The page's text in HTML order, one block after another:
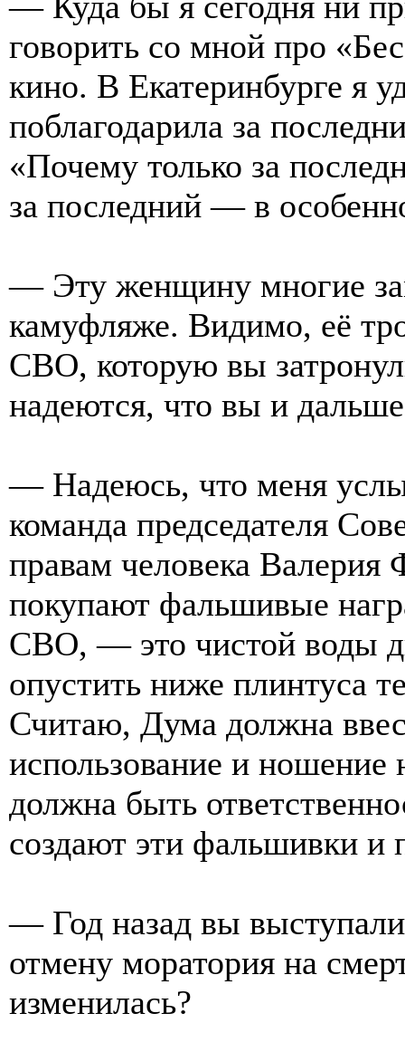
говорить со мной про
кино. В Екатеринбурге я
поблагодарила за
«Почему только за
за последний — в
— Эту женщину многие
камуфляже. Видимо, её
СВО, которую вы
надеются, что вы и дальше
— Надеюсь, что меня
команда председателя
правам человека Валерия
покупают фальшивые
СВО, — это чистой воды
опустить ниже плинтуса
Считаю, Дума должна
использование и ношение
должна быть
создают эти фальшивки и
— Год назад вы
отмену моратория на
изменилась?